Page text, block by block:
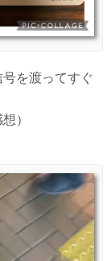
を渡ってすぐ
）